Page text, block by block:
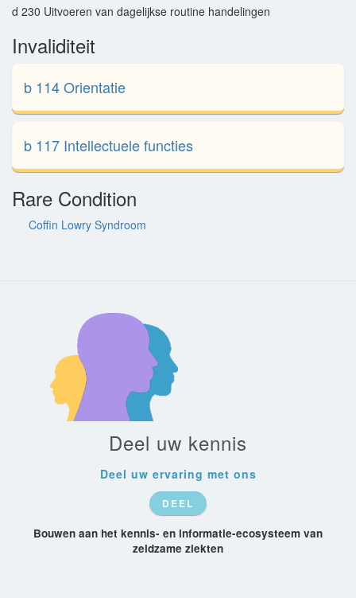
d 230 Uitvoeren van dagelijkse routine handelingen
Invaliditeit
b 114 Orientatie
b 117 Intellectuele functies
Rare Condition
Coffin Lowry Syndroom
Deel uw kennis
Deel uw ervaring met ons
DEEL
Bouwen aan het kennis- en informatie-ecosysteem van
zeldzame ziekten